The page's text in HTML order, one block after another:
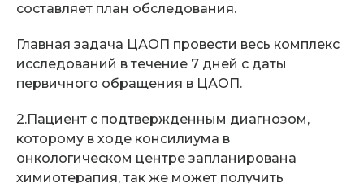
составляет план обследования.
Главная задача ЦАОП провести весь комплекс
исследований в течение 7 дней с даты
первичного обращения в ЦАОП.
2.Пациент с подтвержденным диагнозом,
которому в ходе консилиума в
онкологическом центре запланирована
химиотерапия, так же может получить